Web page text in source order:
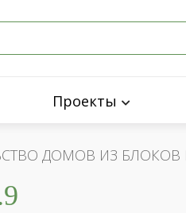
Проекты
ДОМОВ ИЗ